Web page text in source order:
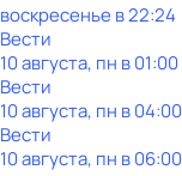
воскресенье в22:24
Вести
10 августа, пн в 01:00
Вести
10 августа, пн в 04:00
Вести
10 августа, пн в 06:00